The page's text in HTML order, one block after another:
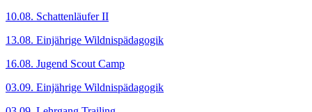
10.08. Schattenläufer II
13.08. Einjährige Wildnispädagogik
16.08. Jugend Scout Camp
03.09. Einjährige Wildnispädagogik